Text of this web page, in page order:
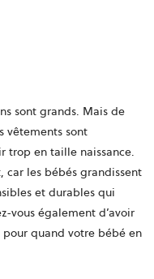
sont grands. Mais de
vêtements sont
trop en taille naissance.
car les bébés grandissent
et durables qui
vous également d’avoir
quand votre bébé en